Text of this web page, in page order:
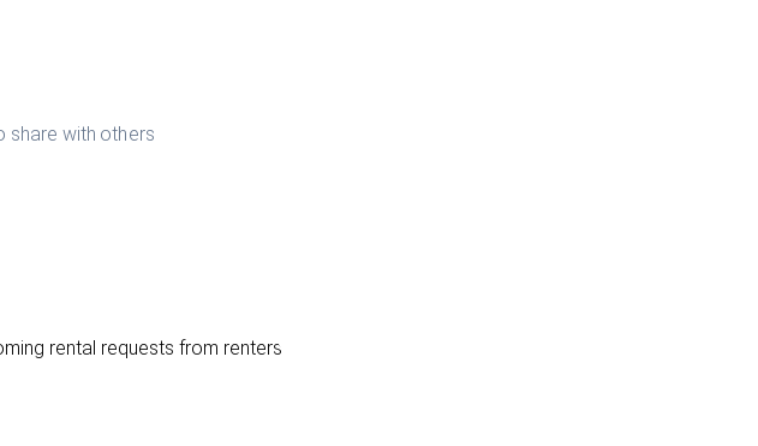
share with others